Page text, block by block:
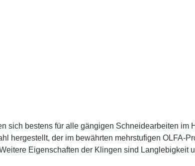
sich bestens für alle gängigen Schneidearbeiten
hergestellt, der im bewährten mehrstufigen OLFA-
Eigenschaften der Klingen sind Langlebigkeit